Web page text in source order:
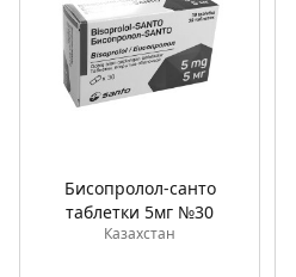
Бисопролол-санто
таблетки 5мг №30
Казахстан